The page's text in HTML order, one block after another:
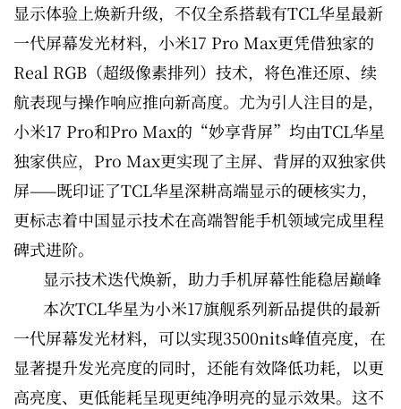
显示体验上焕新升级，不仅全系搭载有TCL华星最新
一代屏幕发光材料，小米17 Pro Max更凭借独家的
Real RGB（超级像素排列）技术，将色准还原、续
航表现与操作响应推向新高度。尤为引人注目的是，
小米17 Pro和Pro Max的“妙享背屏”均由TCL华星
独家供应，Pro Max更实现了主屏、背屏的双独家供
屏——既印证了TCL华星深耕高端显示的硬核实力，
更标志着中国显示技术在高端智能手机领域完成里程
碑式进阶。
显示技术迭代焕新，助力手机屏幕性能稳居巅峰
本次TCL华星为小米17旗舰系列新品提供的最新
一代屏幕发光材料，可以实现3500nits峰值亮度，在
显著提升发光亮度的同时，还能有效降低功耗，以更
高亮度、更低能耗呈现更纯净明亮的显示效果。这不